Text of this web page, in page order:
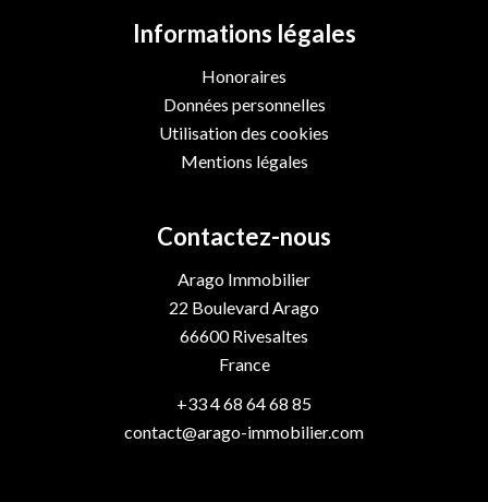
Informations légales
Honoraires
Données personnelles
Utilisation des cookies
Mentions légales
Contactez-nous
Arago Immobilier
22 Boulevard Arago
66600Rivesaltes
France
+33 4 68 64 68 85
contact@arago-immobilier.com